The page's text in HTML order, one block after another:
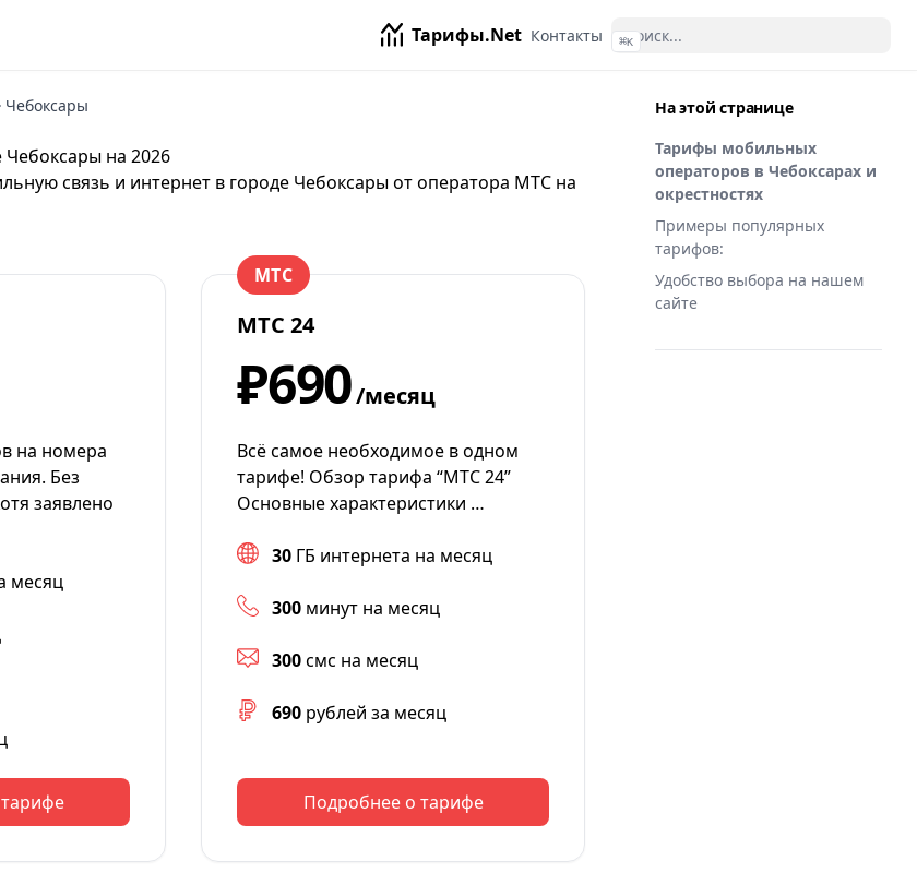
Тарифы.Net Контакты ⌘K
На этой странице
Тарифы мобильных
операторов в Чебоксарах и
окрестностях
Примеры популярных
тарифов:
Удобство выбора на нашем
сайте
Чебоксары
на 2026
связь и интернет в городе Чебоксары отоператора МТС на
на номера
Без
заявлено
месяц
МТС
МТС 24
₽690/месяц
Всё самое необходимое в одном
тарифе! Обзор тарифа “МТС 24”
Основные характеристики …
30 ГБ интернета на месяц
300 минут на месяц
300смс на месяц
690 рублей за месяц
Подробнее о тарифе